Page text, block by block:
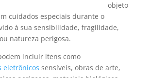
objeto
cuidados especiais durante o
à sua sensibilidade, fragilidade,
natureza perigosa.
incluir itens como
eletrônicos sensíveis, obras de arte,